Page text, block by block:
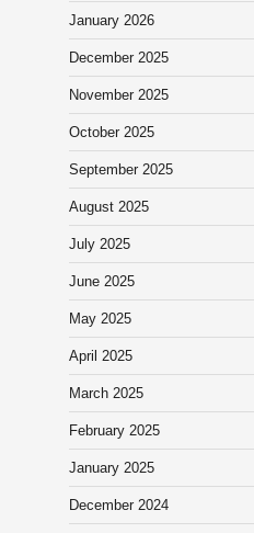
January 2026
December 2025
November 2025
October 2025
September 2025
August 2025
July 2025
June 2025
May 2025
April 2025
March 2025
February 2025
January 2025
December 2024